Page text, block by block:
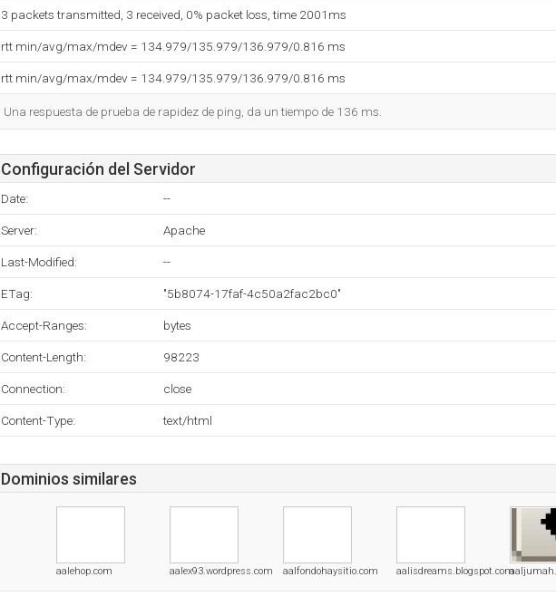
3 packets transmitted, 3 received, 0% packet loss, time 2001ms
rtt min/avg/max/mdev = 134.979/135.979/136.979/0.816 ms
rtt min/avg/max/mdev = 134.979/135.979/136.979/0.816 ms
Una respuesta de prueba de rapidez de ping, da un tiempo de 136 ms.
Configuración del Servidor
Date: --
Server: Apache
Last-Modified: --
ETag: "5b8074-17faf-4c50a2fac2bc0"
Accept-Ranges: bytes
Content-Length: 98223
Connection: close
Content-Type: text/html
Dominios similares
aalehop.com aalex93.wordpress.com aalfondohaysitio.com aalisdreams.blogspot.com